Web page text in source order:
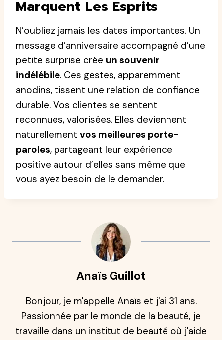
Marquent Les Esprits
N’oubliez jamais les dates importantes. Un
message d’anniversaire accompagné d’une
petite surprise crée un souvenir
indélébile. Ces gestes, apparemment
anodins, tissent une relation de confiance
durable. Vos clientes se sentent
reconnues, valorisées. Elles deviennent
naturellement vos meilleures porte-
paroles, partageant leur expérience
positive autour d’elles sans même que
vous ayez besoin de le demander.
Anaïs Guillot
Bonjour, je m'appelle Anaïs et j'ai 31 ans.
Passionnée par le monde de la beauté, je
travaille dans un institut de beauté où j'aide